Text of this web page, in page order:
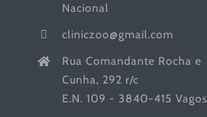
Nacional
cliniczoo@gmail.com
Rua Comandante Rocha e
Cunha, 292 r/c
E.N. 109 - 3840-415 Vagos